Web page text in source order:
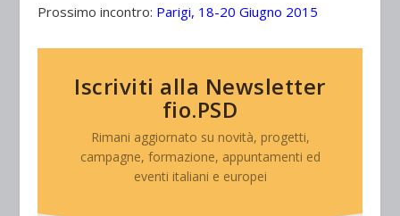
Prossimo incontro: Parigi, 18-20 Giugno 2015
Iscriviti alla Newsletter
fio.PSD
Rimani aggiornato su novità, progetti,
campagne, formazione, appuntamenti ed
eventi italiani e europei